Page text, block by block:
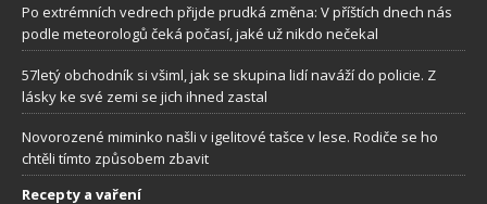
Po extrémních vedrech přijde prudká změna: V příštích dnech nás
podle meteorologů čeká počasí, jaké už nikdo nečekal
57letý obchodník si všiml, jak se skupina lidí naváží do policie. Z
lásky ke své zemi se jich ihned zastal
Novorozené miminko našli v igelitové tašce v lese. Rodiče se ho
chtěli tímto způsobem zbavit
Recepty a vaření